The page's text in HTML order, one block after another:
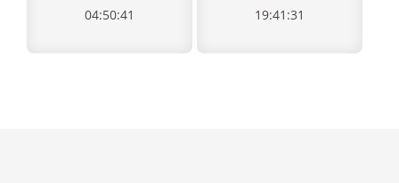
04:50:41 19:41:31